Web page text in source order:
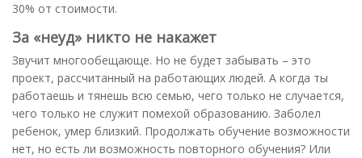
30% от стоимости.
За «неуд» никто не накажет
Звучит многообещающе. Но не будет забывать – это
проект, рассчитанный на работающих людей. А когда ты
работаешь и тянешь всю семью, чего только не случается,
чего только не служит помехой образованию. Заболел
ребенок, умер близкий. Продолжать обучение возможности
нет, но есть ли возможность повторного обучения? Или